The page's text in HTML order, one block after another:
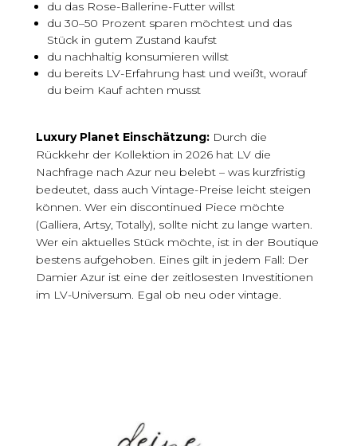
du das Rose-Ballerine-Futter willst
du 30–50 Prozent sparen möchtest und das
Stück in gutem Zustand kaufst
du nachhaltig konsumieren willst
du bereits LV-Erfahrung hast und weißt, worauf
du beim Kauf achten musst
Luxury Planet Einschätzung:Durch die
Rückkehr der Kollektion in 2026 hat LV die
Nachfrage nach Azur neu belebt – was kurzfristig
bedeutet, dass auch Vintage-Preise leicht steigen
können. Wer ein discontinued Piece möchte
(Galliera, Artsy, Totally), sollte nicht zu lange warten.
Wer ein aktuelles Stück möchte, ist in der Boutique
bestens aufgehoben. Eines gilt in jedem Fall: Der
Damier Azur ist eine der zeitlosesten Investitionen
im LV-Universum. Egal ob neu oder vintage.